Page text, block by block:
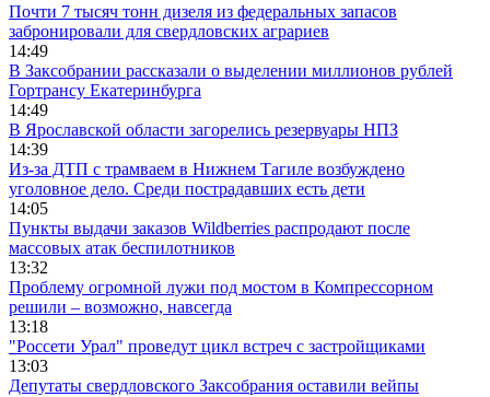
Почти 7 тысяч тонн дизеля из федеральных запасов
забронировали для свердловских аграриев
14:49
В Заксобрании рассказали о выделении миллионов рублей
Гортрансу Екатеринбурга
14:49
В Ярославской области загорелись резервуары НПЗ
14:39
Из-за ДТП с трамваем в Нижнем Тагиле возбуждено
уголовное дело. Среди пострадавших есть дети
14:05
Пункты выдачи заказов Wildberries распродают после
массовых атак беспилотников
13:32
Проблему огромной лужи под мостом в Компрессорном
решили – возможно, навсегда
13:18
"Россети Урал" проведут цикл встреч с застройщиками
13:03
Депутаты свердловского Заксобрания оставили вейпы